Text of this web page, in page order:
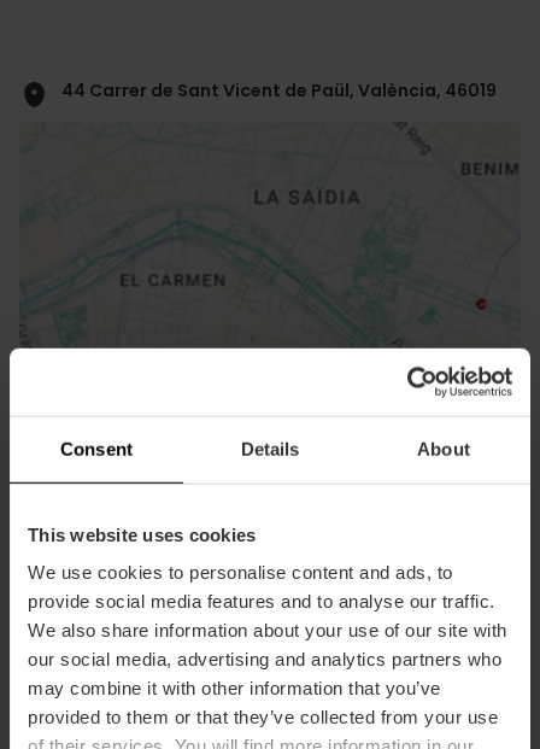
Consent Details About
This website uses cookies
We use cookies to personalise content and ads, to
provide social media features and to analyse our traffic.
We also share information about your use of our site with
our social media, advertising and analytics partners who
may combine it with other information that you’ve
provided to them or that they’ve collected from your use
44 Carrer de Sant Vicent de Paül, València, 46019
Cómo llegar